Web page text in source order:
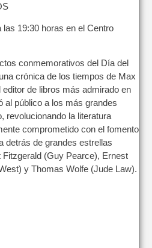
las 19:30 horas en el Centro
conmemorativos del Día del
crónica de los tiempos de Max
de libros más admirado en
al público a los más grandes
revolucionando la literatura
comprometido con el fomento
detrás de grandes estrellas
Fitzgerald (Guy Pearce), Ernest
y Thomas Wolfe (Jude Law).